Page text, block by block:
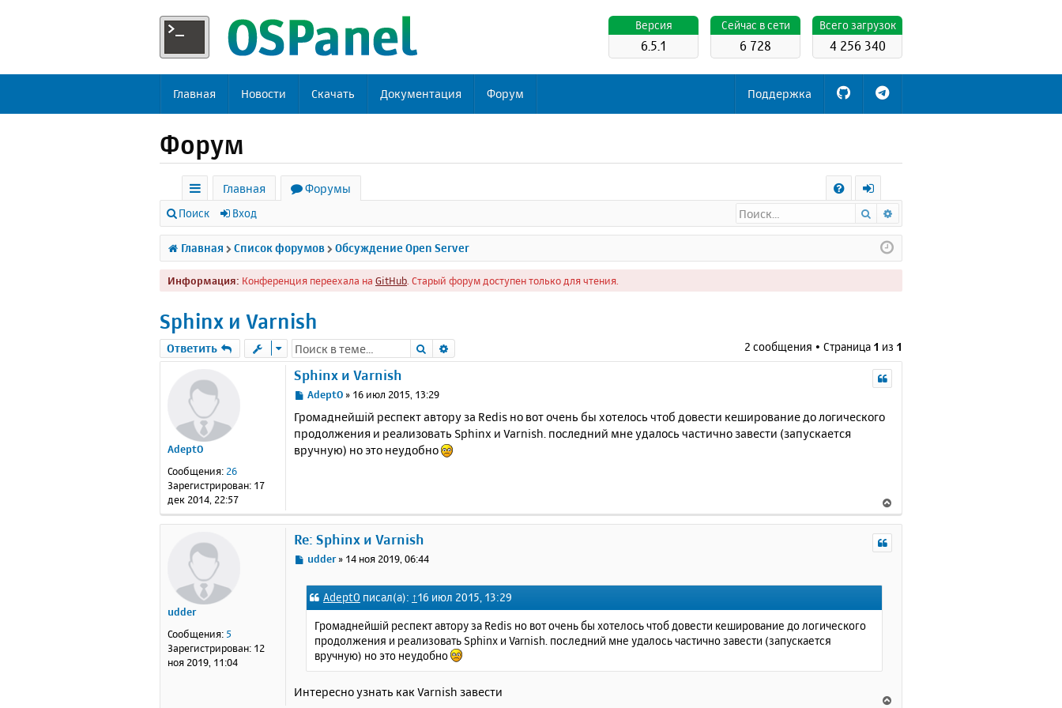
Всего загрузок
4 256 340
Cейчас в сети
6 728
Версия
6.5.1
Главная Новости Скачать Документация Форум Поддержка
Форум
с
ы
л
к
Главная
Форумы
Q
х
о
д
Поиск Вход Поиск
Главная Список форумов Обсуждение Open Server
Информация: Конференция переехала на GitHub . Старый форум доступен только для чтения.
Sphinx и Varnish
Ответить Поиск 2 сообщения • Страница 1 из 1
AdeptO
Сообщения: 26
Зарегистрирован: 17
дек 2014, 22:57
Sphinx и Varnish
С
о
б
щ
AdeptO » 16 июл 2015, 13:29
Громаднейшій респект автору за Redis но вот очень бы хотелось чтоб довести кеширование до логического
продолжения и реализовать Sphinx и Varnish. последний мне удалось частично завести (запускается
вручную) но это неудобно
е
udder
Сообщения: 5
Зарегистрирован: 12
ноя 2019, 11:04
Re: Sphinx и Varnish
С
о
б
е
udder» 14 ноя 2019, 06:44
AdeptO писал(а): ↑16 июл 2015, 13:29
Громаднейшій респект автору за Redis но вот очень бы хотелось чтоб довести кеширование до логического
продолжения и реализовать Sphinx и Varnish. последний мне удалось частично завести (запускается
вручную) но это неудобно
Интересно узнать как Varnish завести